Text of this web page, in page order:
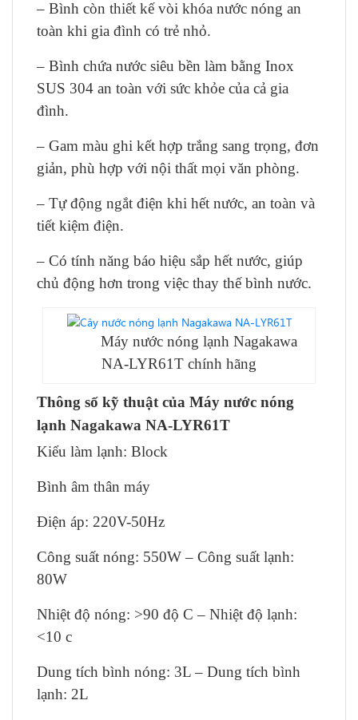
– Bình còn thiết kế vòi khóa nước nóng an
toàn khi gia đình có trẻ nhỏ.
– Bình chứa nước siêu bền làm bằng Inox
SUS 304 an toàn với sức khỏe của cả gia
đình.
– Gam màu ghi kết hợp trắng sang trọng, đơn
giản, phù hợp với nội thất mọi văn phòng.
– Tự động ngắt điện khi hết nước, an toàn và
tiết kiệm điện.
– Có tính năng báo hiệu sắp hết nước, giúp
chủ động hơn trong việc thay thế bình nước.
Máy nước nóng lạnh Nagakawa
NA-LYR61T chính hãng
Thông số kỹ thuật của Máy nước nóng
lạnh Nagakawa NA-LYR61T
Kiểu làm lạnh: Block
Bình âm thân máy
Điện áp: 220V-50Hz
Công suất nóng: 550W – Công suất lạnh:
80W
Nhiệt độ nóng: >90 độ C – Nhiệt độ lạnh:
<10 c
Dung tích bình nóng: 3L – Dung tích bình
lạnh: 2L